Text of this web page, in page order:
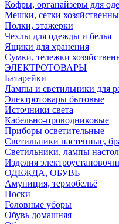
Кофры, органайзеры для
Мешки, сетки
Полки, этажерки
Чехлы для одежды и белья
Ящики для хранения
Сумки, тележки
ЭЛЕКТРОТОВАРЫ
Батарейки
Лампы и светильники для
Электротовары бытовые
Источники света
Кабельно-проводниковые
Приборы осветительные
Светильники настенные,
Светильники, лампы
Изделия
ОДЕЖДА, ОБУВЬ
Амуниция, термобельё
Носки
Головные уборы
Обувь домашняя